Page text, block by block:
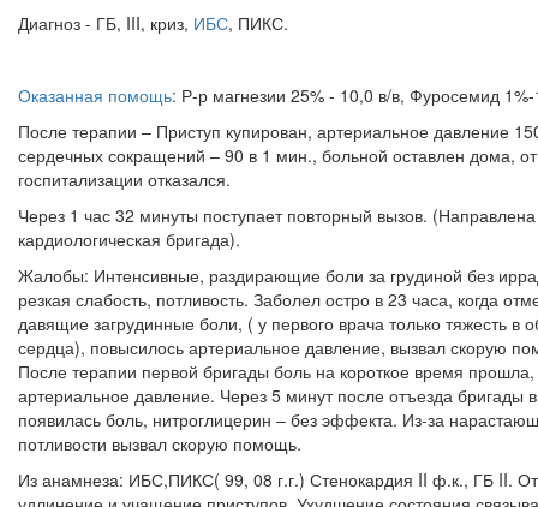
Диагноз - ГБ, III, криз, ИБС, ПИКС.
Оказанная помощь: Р-р магнезии 25% - 10,0 в/в, Фуросемид 1%-
После терапии – Приступ купирован, артериальное давление
сердечных сокращений – 90 в 1 мин., больной оставлен дома, от
госпитализации отказался.
Через 1 час 32 минуты поступает повторный вызов. (Направлена
кардиологическая бригада).
Жалобы: Интенсивные, раздирающие боли за грудиной без
резкая слабость, потливость. Заболел остро в 23 часа, когда
давящие загрудинные боли, ( у первого врача только тяжесть в
сердца), повысилось артериальное давление, вызвал скорую
После терапии первой бригады боль на короткое время прошла,
артериальное давление. Через 5 минут после отъезда бригады
появилась боль, нитроглицерин – без эффекта. Из-за
потливости вызвал скорую помощь.
Из анамнеза: ИБС,ПИКС( 99, 08 г.г.) Стенокардия II ф.к., ГБ II.